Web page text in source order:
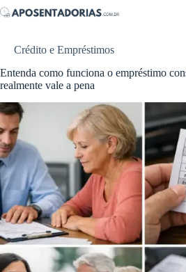
Pular
para
conteúdo
Crédito e Empréstimos
Entenda como funciona o empréstimo
realmente vale a pena